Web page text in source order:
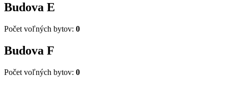
Budova E
Počet voľných bytov: 0
Budova F
Počet voľných bytov: 0